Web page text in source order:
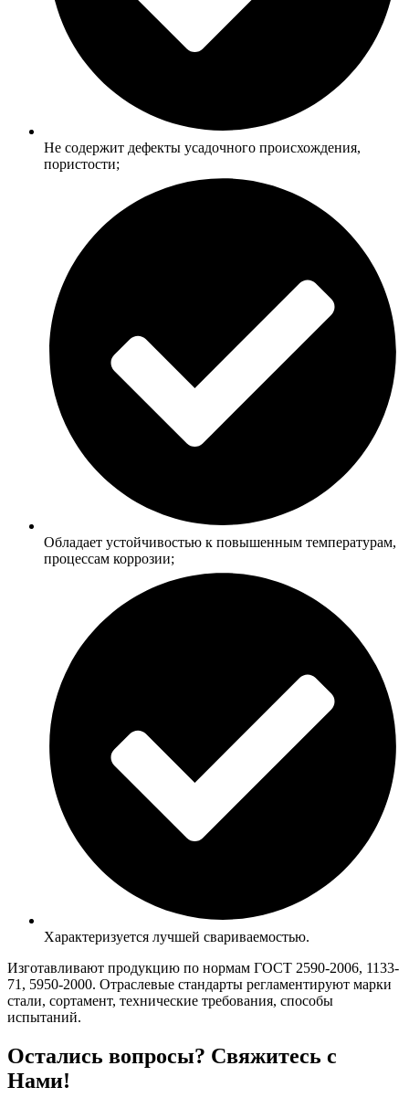
Не содержит дефекты усадочного происхождения,
пористости;
Обладает устойчивостью к повышенным температурам,
процессам коррозии;
Характеризуется лучшей свариваемостью.
Изготавливают продукцию по нормам ГОСТ 2590-2006, 1133-
71, 5950-2000. Отраслевые стандарты регламентируют марки
стали, сортамент, технические требования, способы
испытаний.
Остались вопросы? Свяжитесь с
Нами!